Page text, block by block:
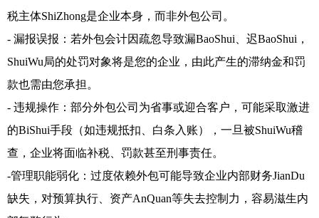
税主体ShiZhong是企业本身，而非外包公司。
- 漏报误报：若外包会计因疏忽导致漏BaoShui、迟BaoShui，
ShuiWu局的处罚对象将是您的企业，由此产生的滞纳金和罚
款也需由您承担。
- 违规操作：部分外包公司为省事或迎合客户，可能采取激进
的BiShui手段（如违规抵扣、白条入账），一旦被ShuiWu稽
查，企业将面临补税、罚款甚至刑事责任。
-管理职能弱化：过度依赖外包可能导致企业内部财务JianDu
缺失，对预算执行、资产AnQuan等失去控制力，容易滋生内